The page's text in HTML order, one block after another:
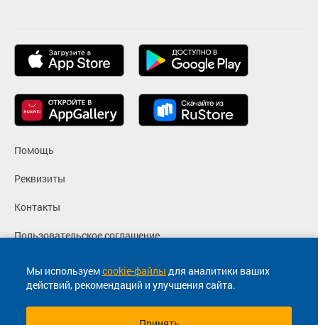
Мы используемcookie-файлы для аналитики ваших
действий, рекомендаций и улучшения сайта.
Помощь
Реквизиты
Контакты
Пользовательское соглашение
Политика конфиденциальности
Согласие на маркетинговые сообщения